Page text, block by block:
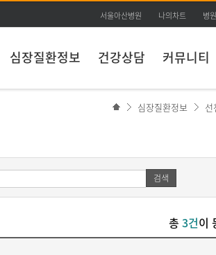
서울아산병원 나의차트 병
심장질환정보 건강상담 커뮤니티
심장질환정보 선
검색
총 3건이